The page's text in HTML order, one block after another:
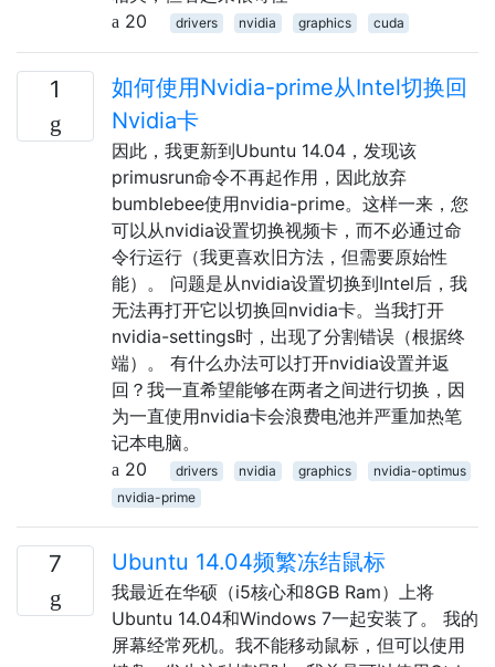
20
drivers nvidia graphics cuda
1
如何使用Nvidia-prime从Intel切换回
Nvidia卡
因此，我更新到Ubuntu 14.04，发现该
primusrun命令不再起作用，因此放弃
bumblebee使用nvidia-prime。这样一来，您
可以从nvidia设置切换视频卡，而不必通过命
令行运行（我更喜欢旧方法，但需要原始性
能）。 问题是从nvidia设置切换到Intel后，我
无法再打开它以切换回nvidia卡。当我打开
nvidia-settings时，出现了分割错误（根据终
端）。 有什么办法可以打开nvidia设置并返
回？我一直希望能够在两者之间进行切换，因
为一直使用nvidia卡会浪费电池并严重加热笔
记本电脑。
20
drivers nvidia graphics
nvidia-optimus
nvidia-prime
7 Ubuntu 14.04频繁冻结鼠标
我最近在华硕（i5核心和8GB Ram）上将
Ubuntu 14.04和Windows 7一起安装了。 我的
屏幕经常死机。我不能移动鼠标，但可以使用